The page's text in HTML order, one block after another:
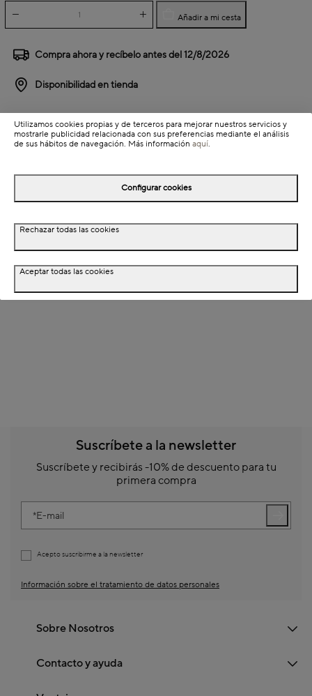
Añadir a mi cesta
Compra ahora y recíbelo antes del12/8/2026
Disponibilidad en tienda
Detalles del producto
Información de envío
Detalles del producto
Descripción
Suscríbete a la newsletter
Suscríbete y recibirás -10% de descuento para tu
primera compra
E-mail
Acepto suscribirme a la newsletter
Información sobre el tratamiento de datos personales
Sobre Nosotros
Contacto y ayuda
Utilizamos cookies propias y de terceros para mejorar nuestros servicios y
mostrarle publicidad relacionada con sus preferencias mediante el análisis
de sus hábitos de navegación. Más información aquí.
Configurar cookies
Rechazar todas las cookies
Aceptar todas las cookies